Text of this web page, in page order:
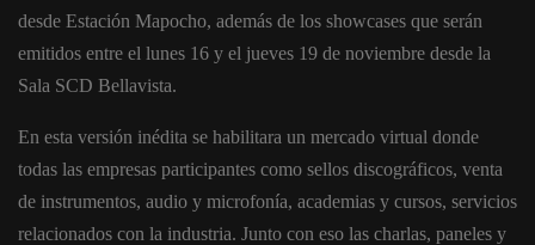
desde Estación Mapocho, además de los showcases que serán
emitidos entre el lunes 16 y el jueves 19 de noviembre desde la
Sala SCD Bellavista.
En esta versión inédita se habilitara un mercado virtual donde
todas las empresas participantes como sellos discográficos, venta
de instrumentos, audio y microfonía, academias y cursos, servicios
relacionados con la industria. Junto con eso las charlas, paneles y